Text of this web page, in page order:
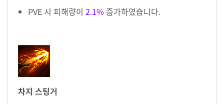
PVE 시 피해량이 2.1% 증가하였습니다.
차지 스팅거